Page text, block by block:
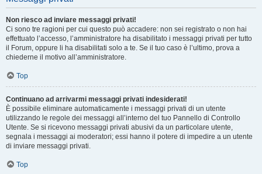
Non riesco ad inviare messaggi privati!
Ci sono tre ragioni per cui questo può accadere: non sei registrato o non hai
effettuato l’accesso, l’amministratore ha disabilitato i messaggi privati per tutto
il Forum, oppure li ha disabilitati solo a te. Se il tuo caso è l’ultimo, prova a
chiederne il motivo all’amministratore.
Top
Continuano ad arrivarmi messaggi privati indesiderati!
È possibile eliminare automaticamente i messaggi privati ​​di un utente
utilizzando le regole dei messaggi all’interno del tuo Pannello di Controllo
Utente. Se si ricevono messaggi privati ​​abusivi da un particolare utente,
segnala i messaggi ai moderatori; essi hanno il potere di impedire a un utente
di inviare messaggi privati​​.
Top